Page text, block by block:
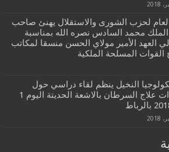
العام لحزب الشورى والاستقلال يهنئ صاحب
الملك محمد السادس نصره الله بمناسبة
العهد الأمير مولاي الحسن منسقا لمكاتب
القوات المسلحة الملكية
النخيل ينظم لقاء دراسي حول
مستجدات علاج السرطان بالاشعة الحديتة اليوم 1